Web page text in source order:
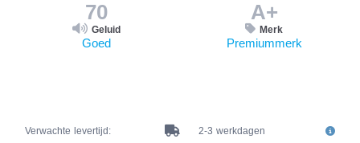
70
Geluid
Goed
A+
Merk
Premiummerk
Verwachte levertijd:
2-3 werkdagen